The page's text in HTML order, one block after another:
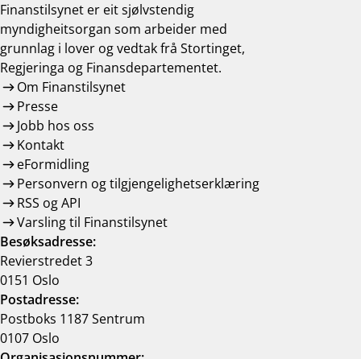
Finanstilsynet er eit sjølvstendig
myndigheitsorgan som arbeider med
grunnlag i lover og vedtak frå Stortinget,
Regjeringa og Finansdepartementet.
Om Finanstilsynet
Presse
Jobb hos oss
Kontakt
eFormidling
Personvern og tilgjengelighetserklæring
RSS og API
Varsling til Finanstilsynet
Besøksadresse:
Revierstredet 3
0151 Oslo
Postadresse:
Postboks 1187 Sentrum
0107 Oslo